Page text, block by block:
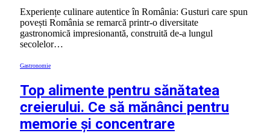
Experiențe culinare autentice în România: Gusturi care spun
povești România se remarcă printr-o diversitate
gastronomică impresionantă, construită de-a lungul
secolelor…
Gastronomie
Top alimente pentru sănătatea
creierului. Ce să mănânci pentru
memorie și concentrare